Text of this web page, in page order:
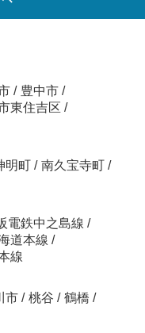
/ 豊中市 /
東住吉区 /
明町 / 南久宝寺町 /
電鉄中之島線 /
道本線 /
線
市 / 桃谷 / 鶴橋 /